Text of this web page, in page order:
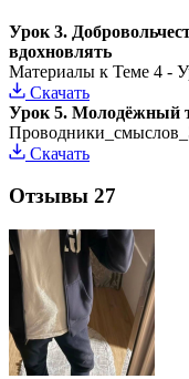
Урок 3.
вдохновлять
Материалы к Теме 4 -
Скачать
Урок 5. Молодёжный
Скачать
Отзывы 27